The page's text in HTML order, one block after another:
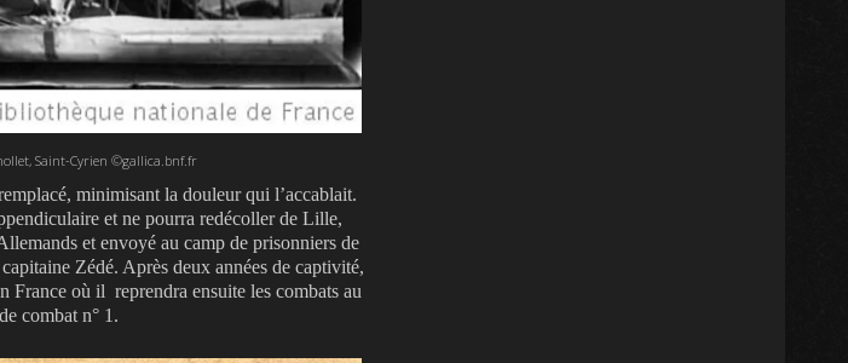
Saint-Cyrien ©gallica.bnf.fr
minimisant la douleur qui l’accablait.
et ne pourra redécoller de Lille,
et envoyé au camp de prisonniers de
Zédé. Après deux années de captivité,
France où il reprendra ensuite les combats au
combat n° 1.